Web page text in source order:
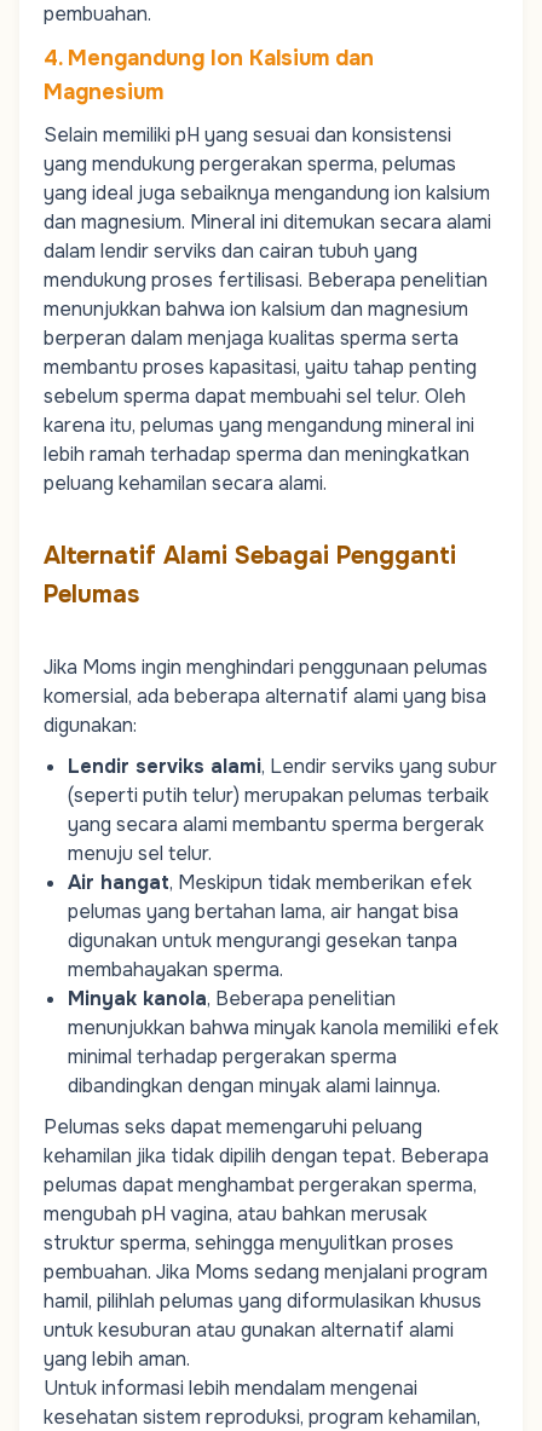
pembuahan.
4. Mengandung Ion Kalsium dan
Magnesium
Selain memiliki pH yang sesuai dan konsistensi
yang mendukung pergerakan sperma, pelumas
yang ideal juga sebaiknya mengandung ion kalsium
dan magnesium. Mineral ini ditemukan secara alami
dalam lendir serviks dan cairan tubuh yang
mendukung proses fertilisasi. Beberapa penelitian
menunjukkan bahwa ion kalsium dan magnesium
berperan dalam menjaga kualitas sperma serta
membantu proses kapasitasi, yaitu tahap penting
sebelum sperma dapat membuahi sel telur. Oleh
karena itu, pelumas yang mengandung mineral ini
lebih ramah terhadap sperma dan meningkatkan
peluang kehamilan secara alami.
Alternatif Alami Sebagai Pengganti
Pelumas
Jika Moms ingin menghindari penggunaan pelumas
komersial, ada beberapa alternatif alami yang bisa
digunakan:
Lendir serviks alami, Lendir serviks yang subur
(seperti putih telur) merupakan pelumas terbaik
yang secara alami membantu sperma bergerak
menuju sel telur.
Air hangat, Meskipun tidak memberikan efek
pelumas yang bertahan lama, air hangat bisa
digunakan untuk mengurangi gesekan tanpa
membahayakan sperma.
Minyak kanola, Beberapa penelitian
menunjukkan bahwa minyak kanola memiliki efek
minimal terhadap pergerakan sperma
dibandingkan dengan minyak alami lainnya.
Pelumas seks dapat memengaruhi peluang
kehamilan jika tidak dipilih dengan tepat. Beberapa
pelumas dapat menghambat pergerakan sperma,
mengubah pH vagina, atau bahkan merusak
struktur sperma, sehingga menyulitkan proses
pembuahan. Jika Moms sedang menjalani program
hamil, pilihlah pelumas yang diformulasikan khusus
untuk kesuburan atau gunakan alternatif alami
yang lebih aman.
Untukinformasi lebih mendalam mengenai
kesehatan sistem reproduksi, program kehamilan,